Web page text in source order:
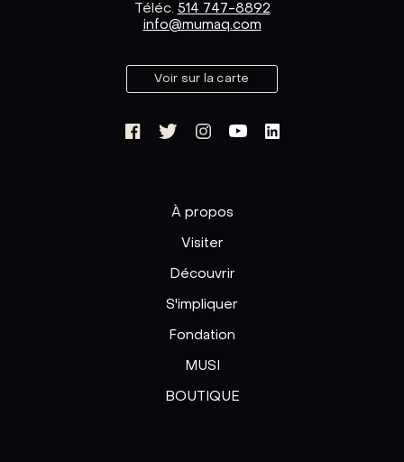
Téléc. 514 747-8892
info@mumaq.com
Voir sur la carte
À propos
Visiter
Découvrir
S'impliquer
Fondation
MUSI
BOUTIQUE